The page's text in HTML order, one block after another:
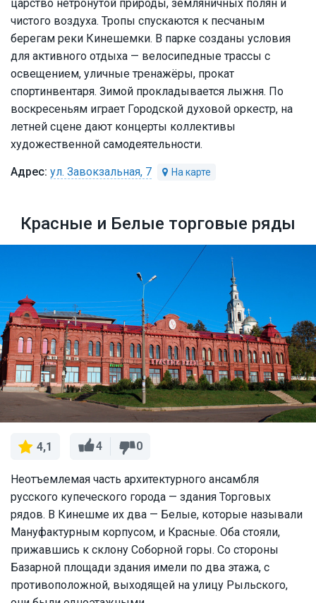
царство нетронутой природы, земляничных полян и
чистого воздуха. Тропы спускаются к песчаным
берегам реки Кинешемки. В парке созданы условия
для активного отдыха — велосипедные трассы с
освещением, уличные тренажёры, прокат
спортинвентаря. Зимой прокладывается лыжня. По
воскресеньям играет Городской духовой оркестр, на
летней сцене дают концерты коллективы
художественной самодеятельности.
ул. Завокзальная, 7
Красные и Белые торговые ряды
4,1 4 0
Неотъемлемая часть архитектурного ансамбля
русского купеческого города — здания Торговых
рядов. В Кинешме их два — Белые, которые называли
Мануфактурным корпусом, и Красные. Оба стояли,
прижавшись к склону Соборной горы. Со стороны
Базарной площади здания имели по два этажа, с
противоположной, выходящей на улицу Рыльского,